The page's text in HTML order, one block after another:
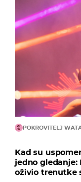
POKROVITELJ
Kad su
jedno
oživio trenutke